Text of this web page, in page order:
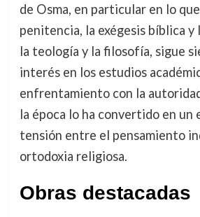
de Osma, en particular en lo
penitencia, la exégesis bíblica
la teología y la filosofía, sigue
interés en los estudios
enfrentamiento con la
la época lo ha convertido en un
tensión entre el pensamiento
ortodoxia religiosa.
Obras destacadas